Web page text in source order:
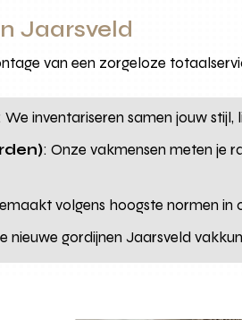
Jaarsveld
van een zorgeloze
We inventariseren samen jouw
: Onze vakmensen meten je
volgens hoogste normen in
nieuwe gordijnen Jaarsveld